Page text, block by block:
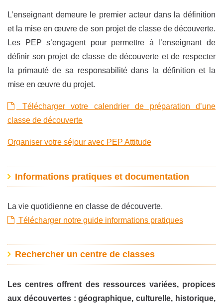
L’enseignant demeure le premier acteur dans la définition
et la mise en œuvre de son projet de classe de découverte.
Les PEP s’engagent pour permettre à l’enseignant de
définir son projet de classe de découverte et de respecter
la primauté de sa responsabilité dans la définition et la
mise en œuvre du projet.
Télécharger votre calendrier de préparation d’une
classe de découverte
Organiser votre séjour avec PEP Attitude
Informations pratiques et documentation
La vie quotidienne en classe de découverte.
Télécharger notre guide informations pratiques
Rechercher un centre de classes
Les centres offrent des ressources variées, propices
aux découvertes : géographique, culturelle, historique,